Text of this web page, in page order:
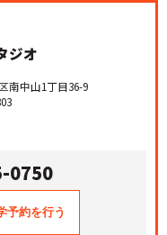
ジオ
南中山1丁目36-9
0750